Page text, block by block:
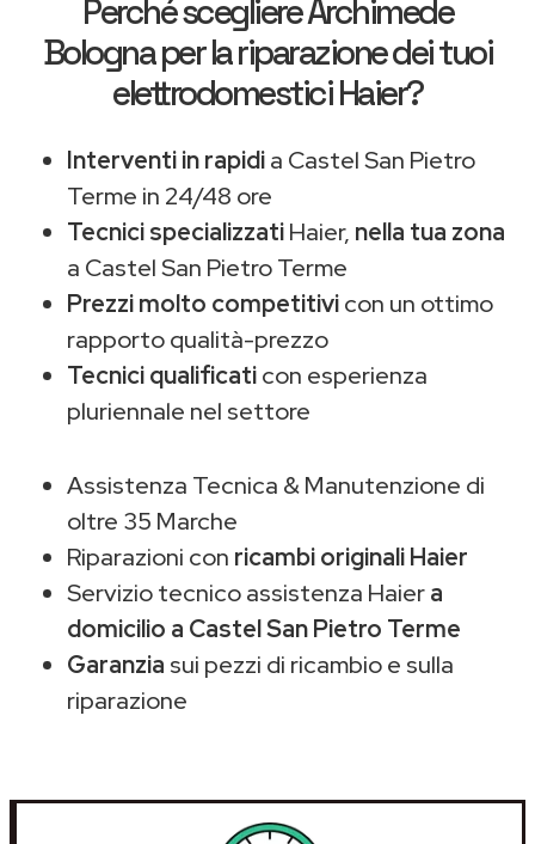
Perché scegliereArchimede
Bolognaper la riparazione dei tuoi
elettrodomestici Haier?
Interventi in rapidia Castel San Pietro
Terme in 24/48 ore
Tecnici specializzatiHaier, nella tua zona
a Castel San Pietro Terme
Prezzi molto competitivicon un ottimo
rapporto qualità-prezzo
Tecnici qualificaticon esperienza
pluriennale nel settore
Assistenza Tecnica & Manutenzione di
oltre 35 Marche
Riparazioni con ricambi originali Haier
Servizio tecnico assistenza Haiera
domicilio a Castel San Pietro Terme
Garanzia sui pezzi di ricambio e sulla
riparazione